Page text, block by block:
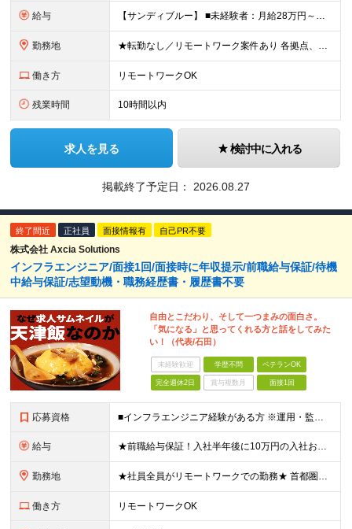
給与 【サンディブルー】 ■未経験者：月給28万円～（固定残業代20h分/3万4392円～含む） ■経験者：月給35万円～80万円（固定残業代20h分/4万6296円～含む） ※入社後半年間は契約社員、正社
勤務地 ★転勤なし／リモートワーク案件あり 各拠点、もしくは案件先のクライアントオフィス、在宅リモート。 ■サイオス・サイオステクノロジー：東京都港区南麻布2-12-3 サイオスビル ■サンディブルー：東
働き方 リモートワークOK
残業時間 10時間以内
求人を見る 検討中に入れる
掲載終了予定日： 2026.08.27
終了間近 正社員 面接情報有 自己PR不要
株式会社 Axcia Solutions
インフラエンジニア/面接1回/面接時に年収提示/前職給与保証/待機
中給与保証/志望動機・職務経歴書・履歴書不要
自由とこだわり、そして一つまみの面白さ。
「気になる」と思ってくれる方と話をしてみた
い！（代表/石田）
未経験歓迎 学歴不問 ベテランOK
完全週休2日 賞与複数月 面接1回
応募資格 ■インフラエンジニア経験がある方 ※運用・監視、設計～構築経験者も大歓迎です！ ■学歴不問 ★土日平日22時まで面接対応します！ 代表より⇒「22時までの面接は代表のみが対応します！採用できたら、僕
給与 ★前職給与保証！入社半年後に10万円の入社お祝い金あり★ ◎運用・監視の経験をお持ちの方 └年俸300万円～600万円＋書籍購入費用支給＋資格受験費用支給＋資格取得お祝い金 インフラエンジニアの経
勤務地 ★社員全員がリモートワークでの勤務★ 首都圏（東京・神奈川・埼玉・千葉）のプロジェクト先にて勤務いただきます。 【本社】東京都中央区日本橋兜町17-2 兜町第6葉山ビル 4階 ※リモートワークも可
働き方 リモートワークOK